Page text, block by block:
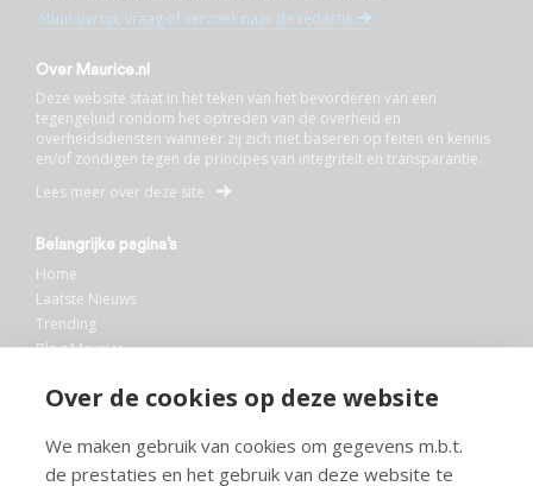
Over de cookies op deze website
We maken gebruik van cookies om gegevens m.b.t.
de prestaties en het gebruik van deze website te
Stuur uw tip, vraag of verzoek naar de redactie
Over Maurice.nl
Deze website staat in het teken van het bevorderen van een
tegengeluid rondom het optreden van de overheid en
overheidsdiensten wanneer zij zich niet baseren op feiten en kennis
en/of zondigen tegen de principes van integriteit en transparantie.
Lees meer over deze site
Belangrijke pagina’s
Home
Laatste Nieuws
Trending
Blog Maurice
Bibliotheek
Info en service